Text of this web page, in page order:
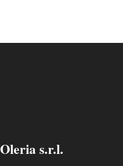
s.r.l.